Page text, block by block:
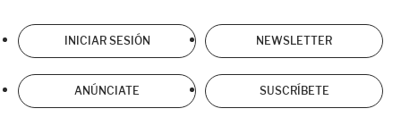
INICIAR SESIÓN NEWSLETTER
ANÚNCIATE SUSCRÍBETE